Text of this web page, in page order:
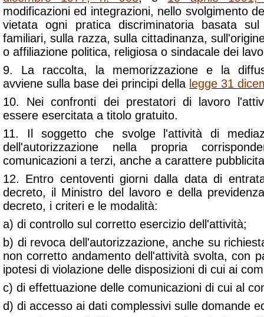
modificazioni ed integrazioni, nello svolgimento
vietata ogni pratica discriminatoria basata
familiari, sulla razza, sulla cittadinanza,
o affiliazione politica, religiosa o sindacale dei
9. La raccolta, la memorizzazione e la
avviene sulla base dei principi della legge 31
10. Nei confronti dei prestatori di lavoro
essere esercitata a titolo gratuito.
11. Il soggetto che svolge l'attività di
dell'autorizzazione nella propria
comunicazioni a terzi, anche a carattere
12. Entro centoventi giorni dalla data di
decreto, il Ministro del lavoro e della
decreto, i criteri e le modalità:
a) di controllo sul corretto esercizio dell'attività;
b) di revoca dell'autorizzazione, anche su
non corretto andamento dell'attività svolta, con
ipotesi di violazione delle disposizioni di cui ai
c) di effettuazione delle comunicazioni di cui al
d) di accesso ai dati complessivi sulle domande